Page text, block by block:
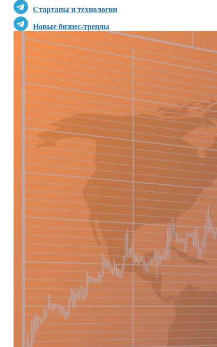
Стартапы и технологии
Новые бизнес-тренды